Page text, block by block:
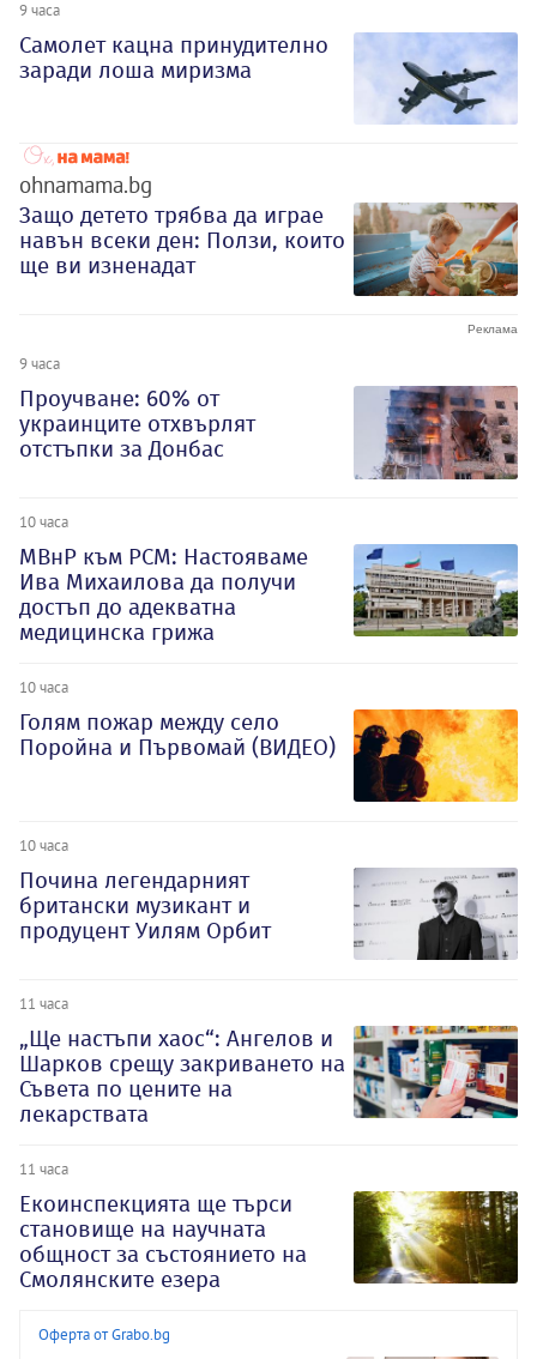
9 часа
Самолет кацна принудително
заради лоша миризма
ohnamama.bg
Защо детето трябва да играе
навън всеки ден: Ползи, които
ще ви изненадат
9 часа
Проучване: 60% от
украинците отхвърлят
отстъпки за Донбас
10 часа
МВнР към РСМ: Настояваме
Ива Михаилова да получи
достъп до адекватна
медицинска грижа
10 часа
Голям пожар между село
Поройна и Първомай (ВИДЕО)
10 часа
Почина легендарният
британски музикант и
продуцент Уилям Орбит
11 часа
„Ще настъпи хаос“: Ангелов и
Шарков срещу закриването на
Съвета по цените на
лекарствата
11 часа
Екоинспекцията ще търси
становище на научната
общност за състоянието на
Смолянските езера
Оферта от Grabo.bg